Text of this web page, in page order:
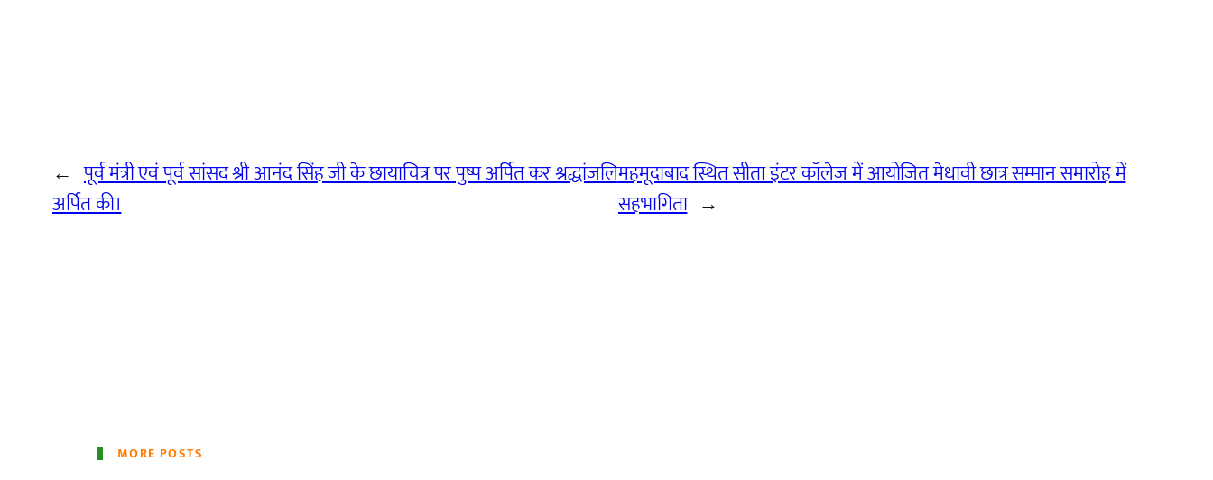
← पूर्व मंत्री एवं पूर्व सांसद श्री आनंद सिंह जी के छायाचित्र पर पुष्प अर्पित कर श्रद्धांजलि
अर्पित की।
महमूदाबाद स्थित सीता इंटर कॉलेज में आयोजित मेधावी छात्र सम्मान समारोह में
सहभागिता →
MORE POSTS